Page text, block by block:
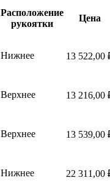
Расположение
рукоятки
Цена
Нижнее 13 522,00
Верхнее 13 216,00
Верхнее 13 539,00
Нижнее 22 311,00